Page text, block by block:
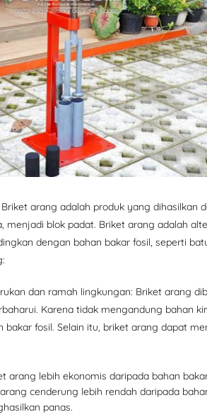
Briket arang adalah produk yang dihasilkan
menjadi blok padat. Briket arang adalah
dengan bahan bakar fosil, seperti
dan ramah lingkungan: Briket arang
Karena tidak mengandung bahan
bakar fosil. Selain itu, briket arang dapat
arang lebih ekonomis daripada bahan
cenderung lebih rendah daripada
panas.